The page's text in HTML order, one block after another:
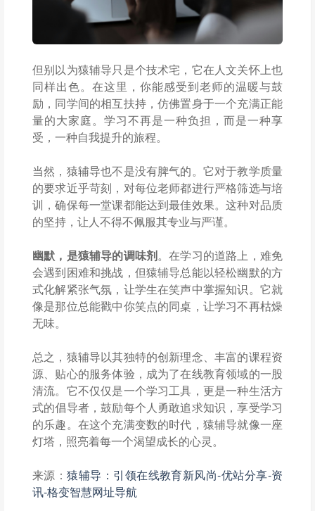
但别以为猿辅导只是个技术宅，它在人文关怀上也
同样出色。在这里，你能感受到老师的温暖与鼓
励，同学间的相互扶持，仿佛置身于一个充满正能
量的大家庭。学习不再是一种负担，而是一种享
受，一种自我提升的旅程。
当然，猿辅导也不是没有脾气的。它对于教学质量
的要求近乎苛刻，对每位老师都进行严格筛选与培
训，确保每一堂课都能达到最佳效果。这种对品质
的坚持，让人不得不佩服其专业与严谨。
幽默，是猿辅导的调味剂。在学习的道路上，难免
会遇到困难和挑战，但猿辅导总能以轻松幽默的方
式化解紧张气氛，让学生在笑声中掌握知识。它就
像是那位总能戳中你笑点的同桌，让学习不再枯燥
无味。
总之，猿辅导以其独特的创新理念、丰富的课程资
源、贴心的服务体验，成为了在线教育领域的一股
清流。它不仅仅是一个学习工具，更是一种生活方
式的倡导者，鼓励每个人勇敢追求知识，享受学习
的乐趣。在这个充满变数的时代，猿辅导就像一座
灯塔，照亮着每一个渴望成长的心灵。
来源：猿辅导：引领在线教育新风尚-优站分享-资
讯-格变智慧网址导航